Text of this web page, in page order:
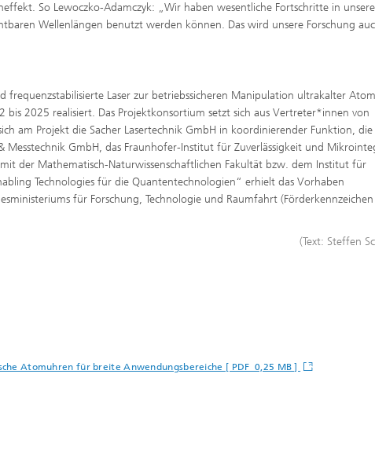
So Lewoczko-Adamczyk: „Wir haben wesentliche Fortschritte in
Wellenlängen benutzt werden können. Das wird unsere Forschung
frequenzstabilisierte Laser zur betriebssicheren Manipulation ultrakalter
2025 realisiert. Das Projektkonsortium setzt sich aus Vertreter*innen von
am Projekt die Sacher Lasertechnik GmbH in koordinierender Funktion, die
GmbH, das Fraunhofer-Institut für Zuverlässigkeit und
der Mathematisch-Naturwissenschaftlichen Fakultät bzw. dem Institut für
Technologies für die Quantentechnologien“ erhielt das Vorhaben
für Forschung, Technologie und Raumfahrt (Förderkennzeichen
(Text: Steffen
Atomuhren für breite Anwendungsbereiche [ PDF 0,25 MB ]